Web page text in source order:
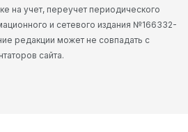
на учет, переучет периодического
и сетевого издания №166332-
редакции может не совпадать с
сайта.